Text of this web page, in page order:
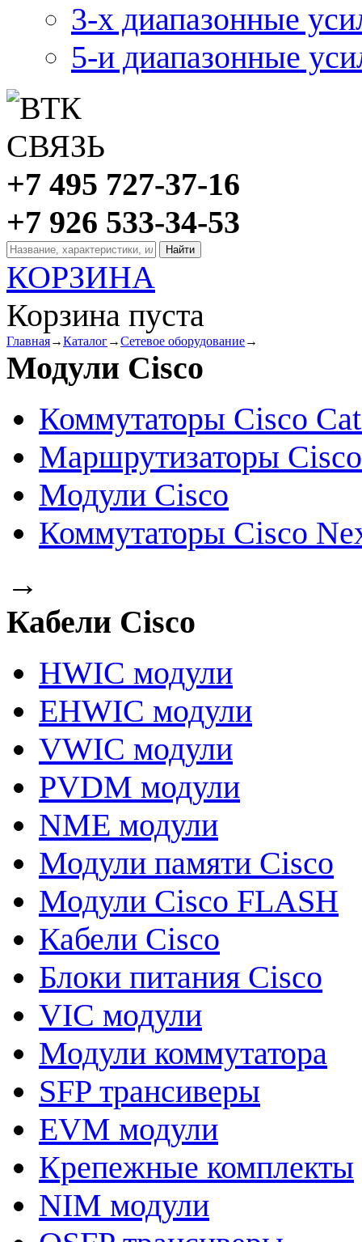
3-х диапазонные
5-и диапазонные
+7 495 727-37-16
+7 926 533-34-53
КОРЗИНА
Корзина пуста
Главная→Каталог→Сетевое оборудование→
Модули Cisco
Коммутаторы Cisco
Маршрутизаторы Cisco
Модули Cisco
Коммутаторы Cisco
→
Кабели Cisco
HWIC модули
EHWIC модули
VWIC модули
PVDM модули
NME модули
Модули памяти Cisco
Модули Cisco FLASH
Кабели Cisco
Блоки питания Cisco
VIC модули
Модули коммутатора
SFP трансиверы
EVM модули
Крепежные комплекты
NIM модули